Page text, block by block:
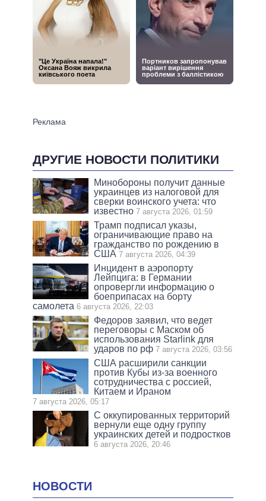
ДРУГИЕ НОВОСТИ ПОЛИТИКИ
Минобороны получит данные
украинцев из налоговой для
сверки воинского учета: что
известно 7 августа 2026, 01:59
Трамп подписал указы,
ограничивающие право на
гражданство по рождению в
США 7 августа 2026, 04:39
Инцидент в аэропорту
Лейпцига: в Германии
опровергли информацию о
боеприпасах на борту
самолета 6 августа 2026, 22:03
Федоров заявил, что ведет
переговоры с Маском об
использования Starlink для
ударов по рф 7 августа 2026, 03:56
США расширили санкции
против Кубы из-за военного
сотрудничества с россией,
Китаем и Ираном
7 августа 2026, 05:17
С оккупированных территорий
вернули еще одну группу
украинских детей и подростков
6 августа 2026, 20:46
НОВОСТИ